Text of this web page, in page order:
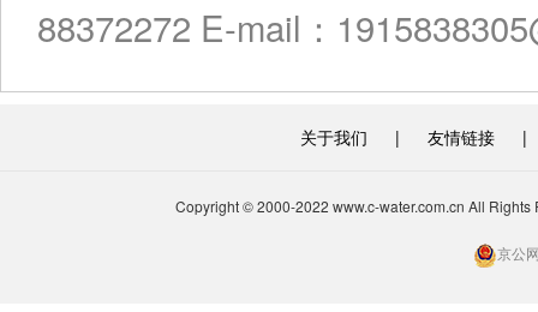
88372272 E-mail：
关于我们 | 友情链接 |
Copyright © 2000-2022 www.c-water.com.cn All
京公